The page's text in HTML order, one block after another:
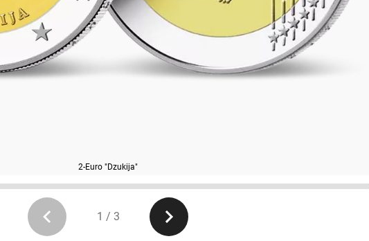
2-Euro "Dzukija"
1 / 3